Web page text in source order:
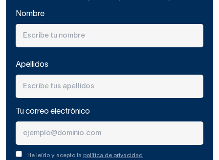
Nombre
Apellidos
Tu correo electrónico
He leído y acepto la política de privacidad